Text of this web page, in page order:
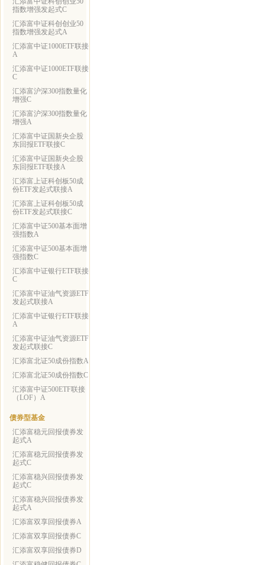
指数增强发起式C
汇添富中证科创创业50
指数增强发起式A
汇添富中证1000ETF联接
A
汇添富中证1000ETF联接
C
汇添富沪深300指数量化
增强C
汇添富沪深300指数量化
增强A
汇添富中证国新央企股
东回报ETF联接C
汇添富中证国新央企股
东回报ETF联接A
汇添富上证科创板50成
份ETF发起式联接A
汇添富上证科创板50成
份ETF发起式联接C
汇添富中证500基本面增
强指数A
汇添富中证500基本面增
强指数C
汇添富中证银行ETF联接
C
汇添富中证油气资源ETF
发起式联接A
汇添富中证银行ETF联接
A
汇添富中证油气资源ETF
发起式联接C
汇添富北证50成份指数A
汇添富北证50成份指数C
汇添富中证500ETF联接
（LOF）A
债券型基金
汇添富稳元回报债券发
起式A
汇添富稳元回报债券发
起式C
汇添富稳兴回报债券发
起式C
汇添富稳兴回报债券发
起式A
汇添富双享回报债券A
汇添富双享回报债券C
汇添富双享回报债券D